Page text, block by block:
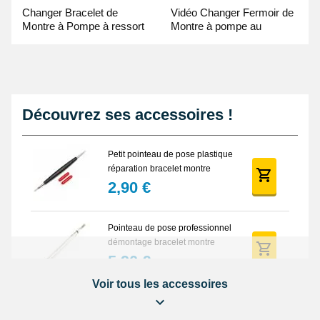
Changer Bracelet de
Montre à Pompe à ressort
Vidéo Changer Fermoir de
Montre à pompe au
Découvrez ses accessoires !
Petit pointeau de pose plastique
réparation bracelet montre
2,90 €
Pointeau de pose professionnel
démontage bracelet montre
5,90 €
Lot Outils Montre 12 pièces +
Voir tous les accessoires